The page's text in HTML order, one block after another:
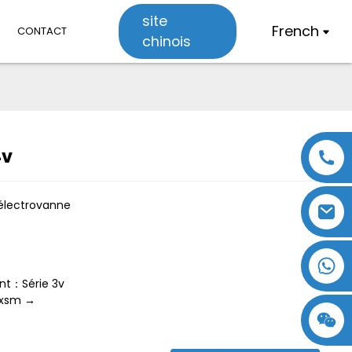
CONTACT
site
chinois
French
：Série 3v
→